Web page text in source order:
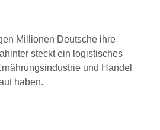
Millionen Deutsche ihre
steckt ein logistisches
und Handel
haben.